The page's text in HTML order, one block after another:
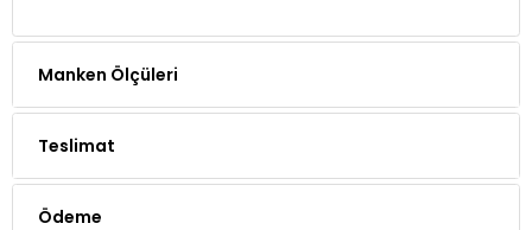
Manken Ölçüleri
Teslimat
Ödeme